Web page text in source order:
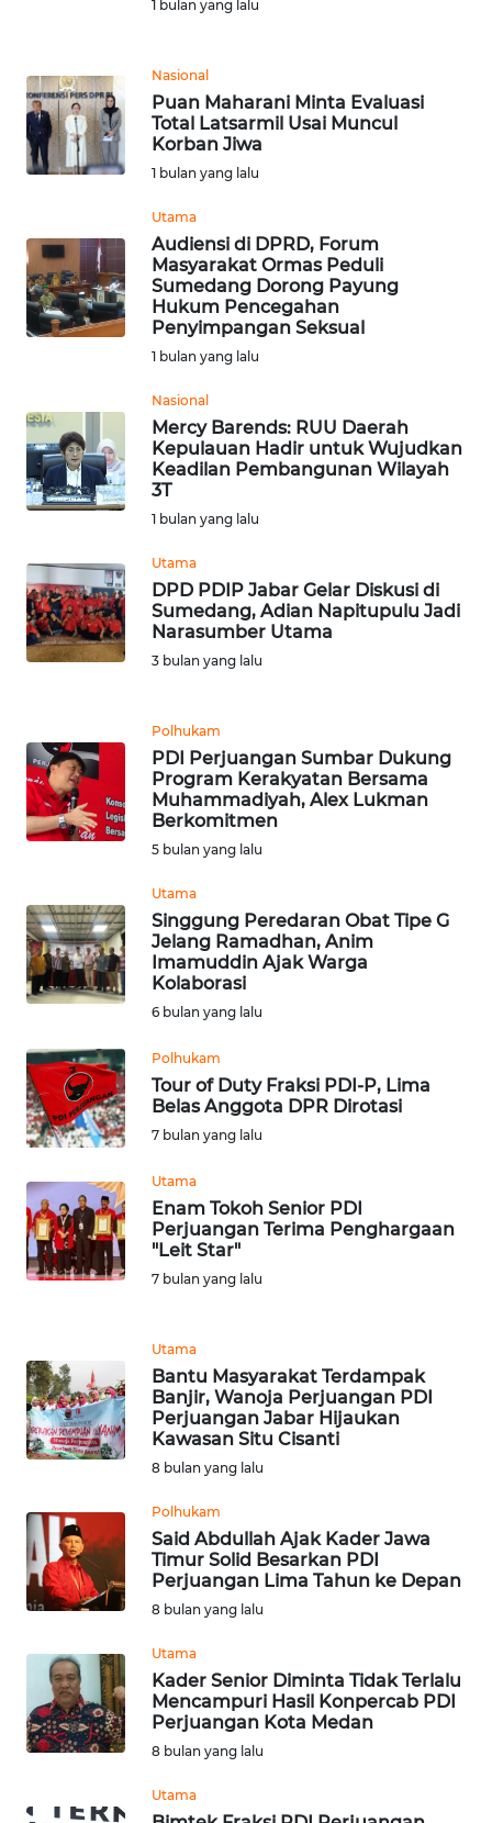
1 bulan yang lalu
Nasional
Puan Maharani Minta Evaluasi
Total Latsarmil Usai Muncul
Korban Jiwa
1 bulan yang lalu
Utama
Audiensi di DPRD, Forum
Masyarakat Ormas Peduli
Sumedang Dorong Payung
Hukum Pencegahan
Penyimpangan Seksual
1 bulan yang lalu
Nasional
Mercy Barends: RUU Daerah
Kepulauan Hadir untuk Wujudkan
Keadilan Pembangunan Wilayah
3T
1 bulan yang lalu
Utama
DPD PDIP Jabar Gelar Diskusi di
Sumedang, Adian Napitupulu Jadi
Narasumber Utama
3 bulan yang lalu
Polhukam
PDI Perjuangan Sumbar Dukung
Program Kerakyatan Bersama
Muhammadiyah, Alex Lukman
Berkomitmen
5 bulan yang lalu
Utama
Singgung Peredaran Obat Tipe G
Jelang Ramadhan, Anim
Imamuddin Ajak Warga
Kolaborasi
6 bulan yang lalu
Polhukam
Tour of Duty Fraksi PDI-P, Lima
Belas Anggota DPR Dirotasi
7 bulan yang lalu
Utama
Enam Tokoh Senior PDI
Perjuangan Terima Penghargaan
"Leit Star"
7 bulan yang lalu
Utama
Bantu Masyarakat Terdampak
Banjir, Wanoja Perjuangan PDI
Perjuangan Jabar Hijaukan
Kawasan Situ Cisanti
8 bulan yang lalu
Polhukam
Said Abdullah Ajak Kader Jawa
Timur Solid Besarkan PDI
Perjuangan Lima Tahun ke Depan
8 bulan yang lalu
Utama
Kader Senior Diminta Tidak Terlalu
Mencampuri Hasil Konpercab PDI
Perjuangan Kota Medan
8 bulan yang lalu
Utama
KEPRI
WN
PAPUA
PAPUA
BARAT
WN
RIAU
SERAMBI
WN
JAMBI
WN
SULTRA
WN
NTB
SULTENG
WN
SULBAR
BABEL
WN
SUMBAR
WN
SUMSEL
WN
WN
LAMPUNG
WN
NUSANTARA
WN
WN
JATIM
WN
KALBAR
KALTENG